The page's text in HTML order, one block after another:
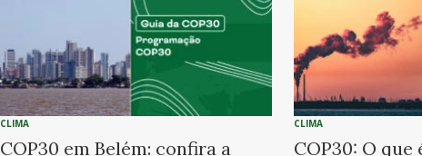
CLIMA
COP30 em Belém: confira a
CLIMA
COP30: O que